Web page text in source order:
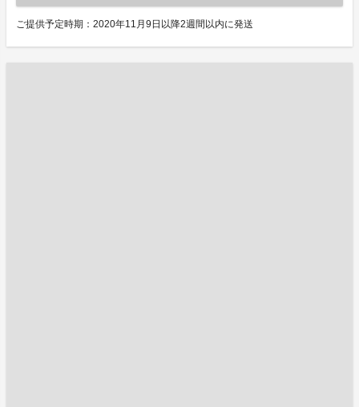
ご提供予定時期：2020年11月9日以降2週間以内に発送